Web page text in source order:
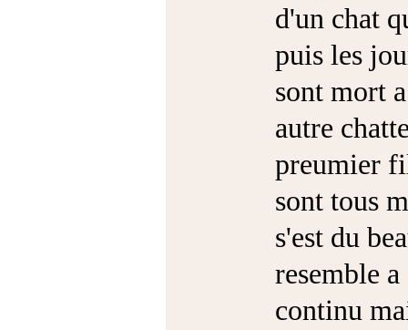
d'un chat
puis les
sont mort
autre
preumier
sont tous
s'est du
resemble
continu